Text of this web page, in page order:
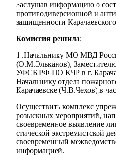
Заслушав информацию о
противодиверсионной и
защищенности
Комиссия решила:
1 .Начальнику МО МВД
(О.М.Эльканов), Заместите­лю
УФСБ РФ ПО КЧР в г.
Начальнику отдела
Карачаевске (Ч.В.Чехов) в
Осуществить комплекс
розыскных мероприя­тий,
своевременное выявление
стической экстремистской
своевременный
информацией.